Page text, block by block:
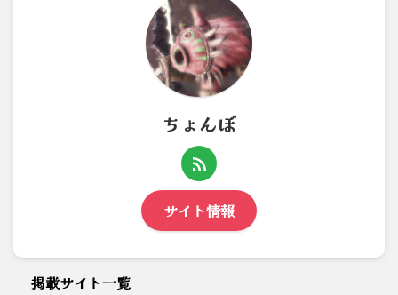
ちょんぼ
サイト情報
掲載サイト一覧